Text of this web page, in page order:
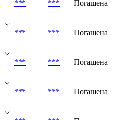
*** *** Погашена
*** *** Погашена
*** *** Погашена
*** *** Погашена